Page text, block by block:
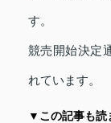
す。
競売開始決定
れています。
▼この記事も読